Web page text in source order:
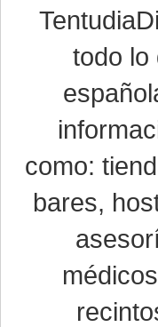
todo lo
como:
bares,